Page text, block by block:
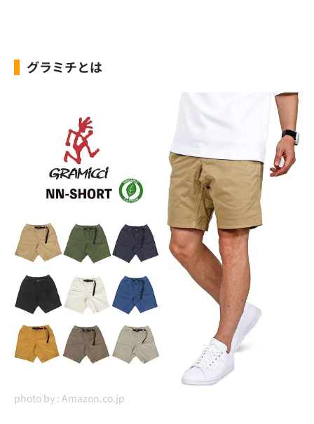
グラミチとは
photo by : Amazon.co.jp